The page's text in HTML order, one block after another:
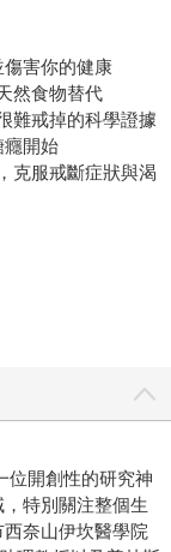
傷害你的健康
然食物替代
難戒掉的科學證據
癮開始
克服戒斷症狀與渴
位開創性的研究神
特別關注整個生
奈山伊坎醫學院